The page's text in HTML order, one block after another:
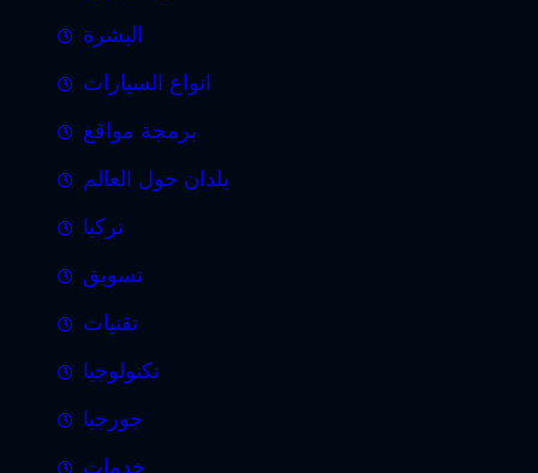
البشرة
انواع السيارات
برمجة مواقع
بلدان حول العالم
تركيا
تسويق
تقنيات
تكنولوجيا
جورجيا
خدمات